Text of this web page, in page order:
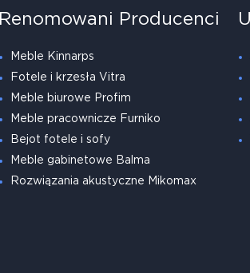
Renomowani Producenci
Meble Kinnarps
Fotele i krzesła Vitra
Meble biurowe Profim
Meble pracownicze Furniko
Bejot fotele i sofy
Meble gabinetowe Balma
Rozwiązania akustyczne Mikomax